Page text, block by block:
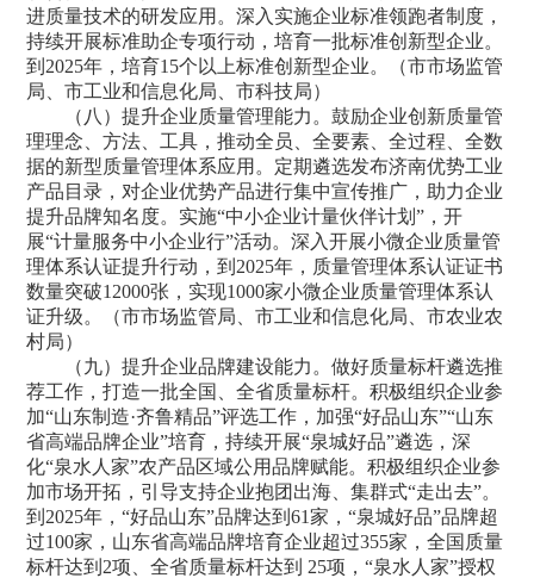
进质量技术的研发应用。深入实施企业标准领跑者制度，
持续开展标准助企专项行动，培育一批标准创新型企业。
到2025年，培育15个以上标准创新型企业。（市市场监管
局、市工业和信息化局、市科技局）
（八）提升企业质量管理能力。鼓励企业创新质量管
理理念、方法、工具，推动全员、全要素、全过程、全数
据的新型质量管理体系应用。定期遴选发布济南优势工业
产品目录，对企业优势产品进行集中宣传推广，助力企业
提升品牌知名度。实施“中小企业计量伙伴计划”，开
展“计量服务中小企业行”活动。深入开展小微企业质量管
理体系认证提升行动，到2025年，质量管理体系认证证书
数量突破12000张，实现1000家小微企业质量管理体系认
证升级。（市市场监管局、市工业和信息化局、市农业农
村局）
（九）提升企业品牌建设能力。做好质量标杆遴选推
荐工作，打造一批全国、全省质量标杆。积极组织企业参
加“山东制造·齐鲁精品”评选工作，加强“好品山东”“山东
省高端品牌企业”培育，持续开展“泉城好品”遴选，深
化“泉水人家”农产品区域公用品牌赋能。积极组织企业参
加市场开拓，引导支持企业抱团出海、集群式“走出去”。
到2025年，“好品山东”品牌达到61家，“泉城好品”品牌超
过100家，山东省高端品牌培育企业超过355家，全国质量
标杆达到2项、全省质量标杆达到 25项，“泉水人家”授权